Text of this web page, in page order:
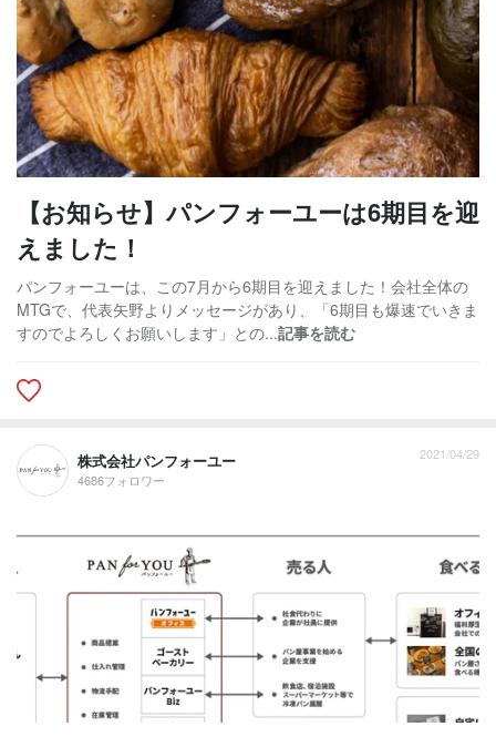
【お知らせ】パンフォーユーは6期目を迎
えました！
パンフォーユーは、この7月から6期目を迎えました！会社全体の
MTGで、代表矢野よりメッセージがあり、「6期目も爆速でいきま
すのでよろしくお願いします」との...記事を読む
株式会社パンフォーユー
4686フォロワー
2021/04/29